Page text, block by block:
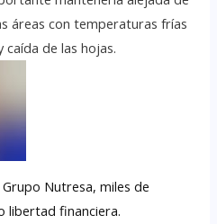
áreas con temperaturas frías
de las hojas.
Nutresa, miles de
libertad financiera.